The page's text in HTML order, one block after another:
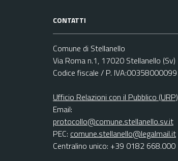
CONTATTI
Comune di Stellanello
Via Roma n.1, 17020 Stellanello (Sv)
Codice fiscale / P. IVA:00358000099
Ufficio Relazioni con il Pubblico (URP)
Email:
protocollo@comune.stellanello.sv.it
PEC: comune.stellanello@legalmail.it
Centralino unico: +39 0182 668.000